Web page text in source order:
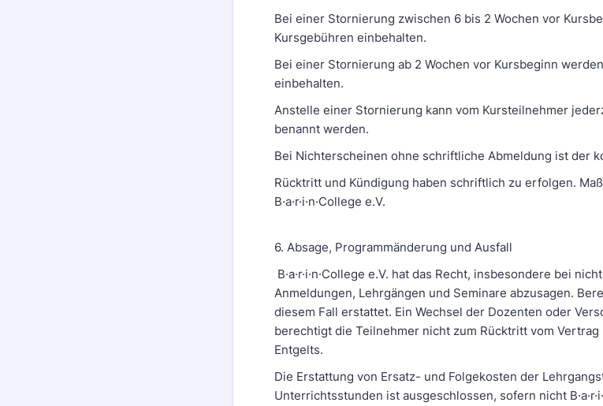
Bei einer Stornierung zwischen 6 bis 2 Wochen vor
Kursgebühren einbehalten.
Bei einer Stornierung ab 2 Wochen vor Kursbeginn
einbehalten.
Anstelle einer Stornierung kann vom Kursteilnehmer
benannt werden.
Bei Nichterscheinen ohne schriftliche Abmeldung ist der
Rücktritt und Kündigung haben schriftlich zu erfolgen.
B·a·r·i·n·College e.V.
6. Absage, Programmänderung und Ausfall
B·a·r·i·n·College e.V. hat das Recht, insbesondere bei
Anmeldungen, Lehrgängen und Seminare abzusagen.
diesem Fall erstattet. Ein Wechsel der Dozenten oder
berechtigt die Teilnehmer nicht zum Rücktritt vom
Entgelts.
Die Erstattung von Ersatz- und Folgekosten der
Unterrichtsstunden ist ausgeschlossen, sofern nicht